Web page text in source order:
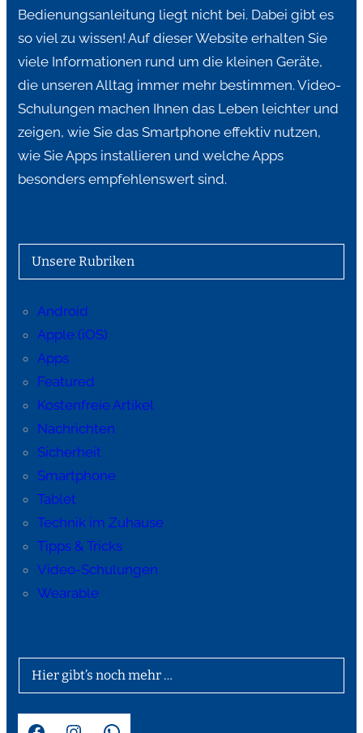
Bedienungsanleitung liegt nicht bei. Dabei gibt es
so viel zu wissen! Auf dieser Website erhalten Sie
viele Informationen rund um die kleinen Geräte,
die unseren Alltag immer mehr bestimmen. Video-
Schulungen machen Ihnen das Leben leichter und
zeigen, wie Sie das Smartphone effektiv nutzen,
wie Sie Apps installieren und welche Apps
besonders empfehlenswert sind.
Unsere Rubriken
Android
Apple (iOS)
Apps
Featured
Kostenfreie Artikel
Nachrichten
Sicherheit
Smartphone
Tablet
Technik im Zuhause
Tipps & Tricks
Video-Schulungen
Wearable
Hier gibt’s noch mehr …